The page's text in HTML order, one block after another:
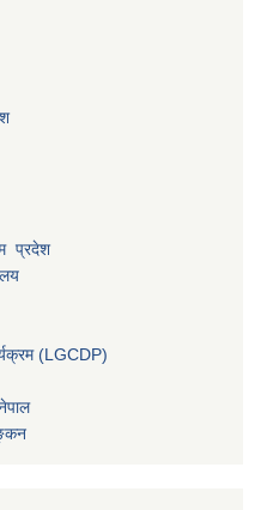
प्रदेश
(LGCDP)